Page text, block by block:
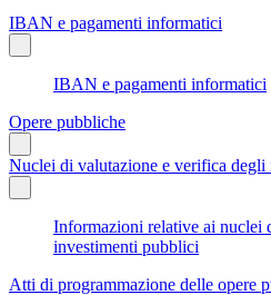
IBAN e pagamenti informatici
IBAN e pagamenti informatici
Opere pubbliche
Nuclei di valutazione e verifica
Informazioni relative ai nuclei
investimenti pubblici
Atti di programmazione delle opere